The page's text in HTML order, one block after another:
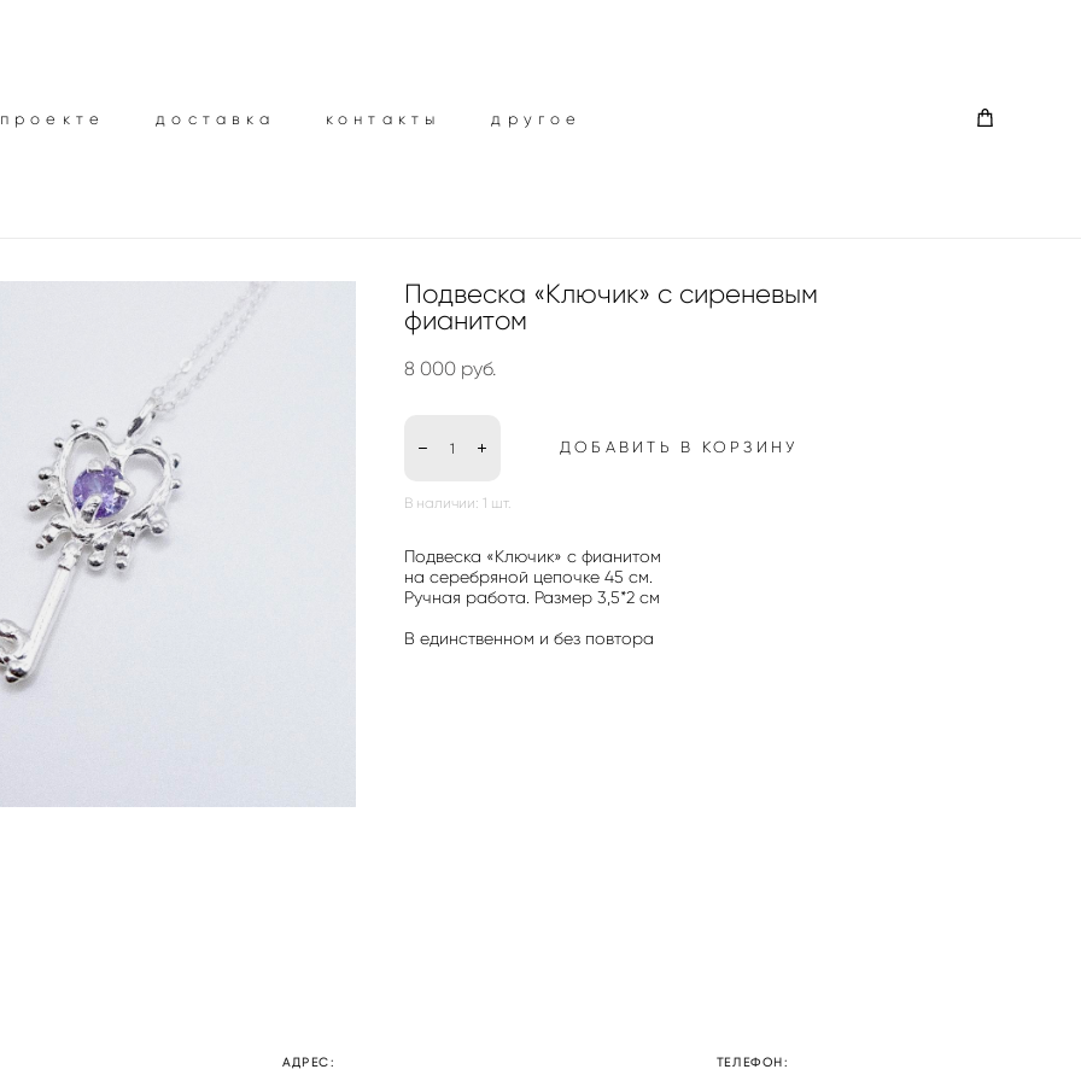
доставка контакты другое
доставка контакты другое
Подвеска «Ключик» с сиреневым
фианитом
8 000 pуб.
В наличии: 1 шт.
ДОБАВИТЬ В КОРЗИНУ
Подвеска «Ключик» с фианитом
на серебряной цепочке 45 см.
Ручная работа. Размер 3,5*2 см
В единственном и без повтора
АДРЕС: ТЕЛЕФОН: